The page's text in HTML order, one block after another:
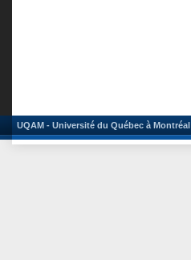
UQAM - Université du Québec à Montréal